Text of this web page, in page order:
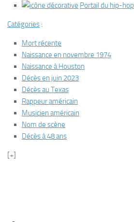
Portail du hip-hop
Catégories :
Mort récente
Naissance en novembre 1974
Naissance à Houston
Décès en juin 2023
Décès au Texas
Rappeur américain
Musicien américain
Nom de scène
Décès à 48 ans
[+]